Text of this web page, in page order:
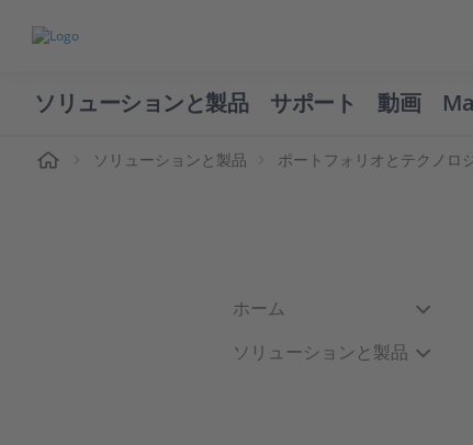
ソリューションと製品 サポート 動画
ソリューションと製品 ポートフォリオとテクノロ
ホーム
ソリューションと製品